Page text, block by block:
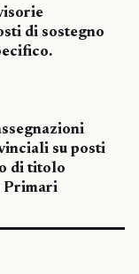
di sostegno
su posti
di titolo
Primari